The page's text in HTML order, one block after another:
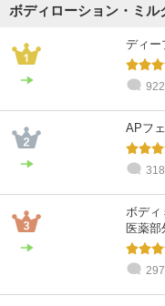
ボディローション・ミル
ディー
APフ
ボディ
医薬